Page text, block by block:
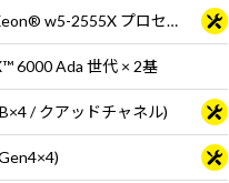
インテル® Xeon® w5-2555X プロセッサー
6000 Ada 世代 × 2基
/ クアッドチャネル)